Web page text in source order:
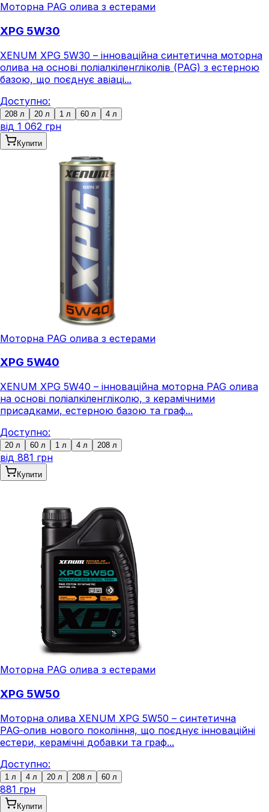
Моторна PAG олива з естерами
XPG 5W30
XENUM XPG 5W30 – інноваційна синтетична моторна
олива на основі поліалкіленгліколів (PAG) з естерною
базою, що поєднує авіаці...
Доступно:
208 л 20 л 1 л 60 л 4 л
від 1 062 грн
Купити
Моторна PAG олива з естерами
XPG 5W40
XENUM XPG 5W40 – інноваційна моторна PAG олива
на основі поліалкіленгліколю, з керамічними
присадками, естерною базою та граф...
Доступно:
20 л 60 л 1 л 4 л 208 л
від 881 грн
Купити
Моторна PAG олива з естерами
XPG 5W50
Моторна олива XENUM XPG 5W50 – синтетична
PAG‑олив нового покоління, що поєднує інноваційні
естери, керамічні добавки та граф...
Доступно:
1 л 4 л 20 л 208 л 60 л
881 грн
Купити